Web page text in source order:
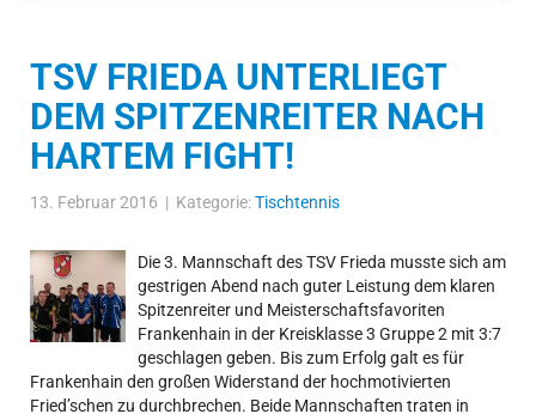
TSV FRIEDA UNTERLIEGT
DEM SPITZENREITER NACH
HARTEM FIGHT!
13. Februar 2016 | Kategorie:Tischtennis
Die 3. Mannschaft des TSV Frieda musste sich am
gestrigen Abend nach guter Leistung dem klaren
Spitzenreiter und Meisterschaftsfavoriten
Frankenhain in der Kreisklasse 3 Gruppe 2 mit 3:7
geschlagen geben. Bis zum Erfolg galt es für
Frankenhain den großen Widerstand der hochmotivierten
Fried’schen zu durchbrechen. Beide Mannschaften traten in